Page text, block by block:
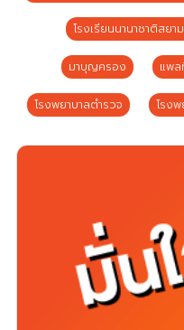
โรงเรียนนานาชาติสยา
มาบุญครอง แพ
โรงพยาบาลตำรวจ โรง